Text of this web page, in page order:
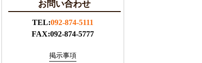
お問い合わせ
TEL:092-874-5111
FAX:092-874-5777
掲示事項